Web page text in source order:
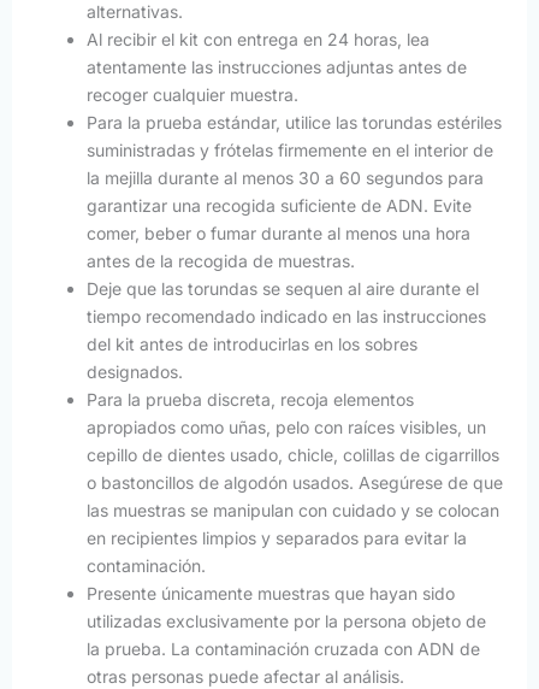
alternativas.
Al recibir el kit con entrega en 24 horas, lea
atentamente las instrucciones adjuntas antes de
recoger cualquier muestra.
Para la prueba estándar, utilice las torundas estériles
suministradas y frótelas firmemente en el interior de
la mejilla durante al menos 30 a 60 segundos para
garantizar una recogida suficiente de ADN. Evite
comer, beber o fumar durante al menos una hora
antes de la recogida de muestras.
Deje que las torundas se sequen al aire durante el
tiempo recomendado indicado en las instrucciones
del kit antes de introducirlas en los sobres
designados.
Para la prueba discreta, recoja elementos
apropiados como uñas, pelo con raíces visibles, un
cepillo de dientes usado, chicle, colillas de cigarrillos
o bastoncillos de algodón usados. Asegúrese de que
las muestras se manipulan con cuidado y se colocan
en recipientes limpios y separados para evitar la
contaminación.
Presente únicamente muestras que hayan sido
utilizadas exclusivamente por la persona objeto de
la prueba. La contaminación cruzada con ADN de
otras personas puede afectar al análisis.